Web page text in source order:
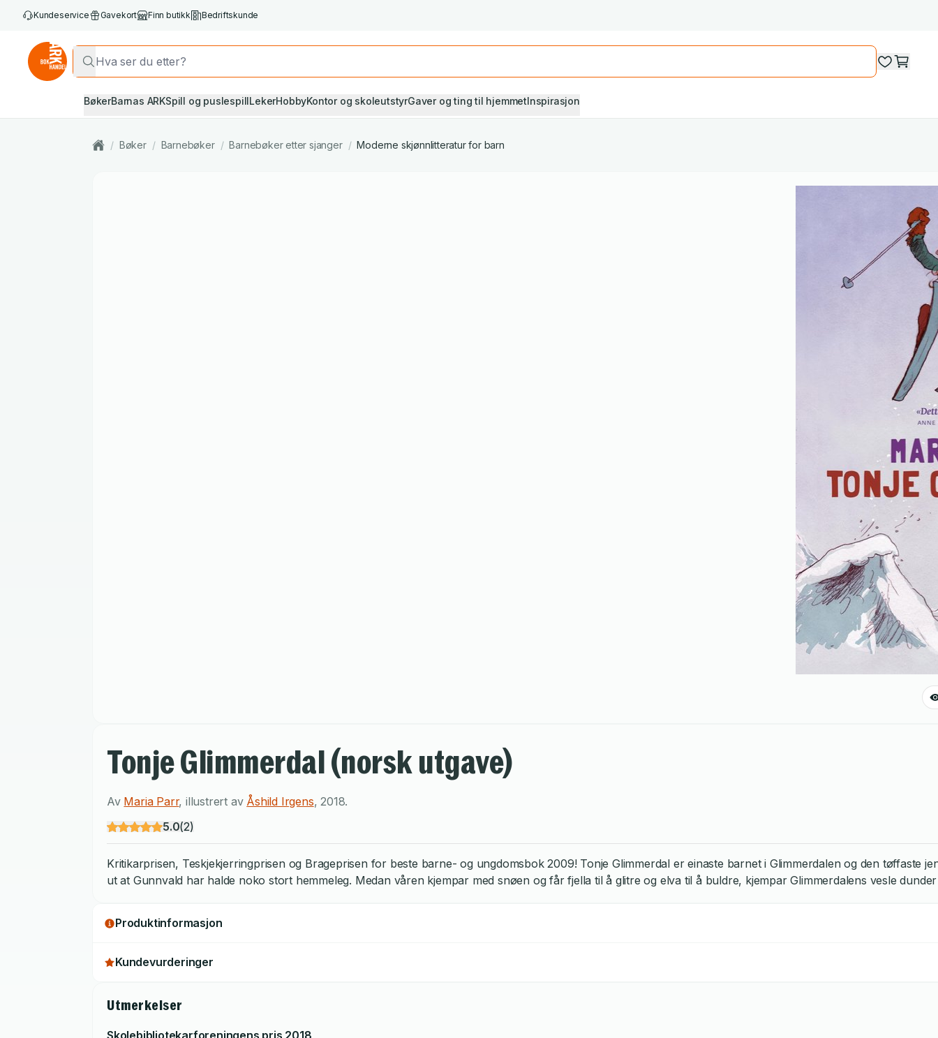
Kundeservice Gavekort Finn butikk Bedriftskunde
BøkerBarnas ARKSpill og puslespillLekerHobbyKontor og skoleutstyrGaver og ting til hjemmetInspirasjon
/ Bøker / Barnebøker / Barnebøker etter sjanger / Moderne skjønnlitteratur for barn
Tonje Glimmerdal (norsk utgave)
Av Maria Parr,illustrert av Åshild Irgens,2018.
5.0(2)
Kritikarprisen, Teskjekjerringprisen og Brageprisen for beste barne- og ungdomsbok 2009! Tonje Glimmerdal er einaste barnet i Glimmerdalen og den
ut at Gunnvald har halde noko stort hemmeleg. Medan våren kjempar med snøen og får fjella til å glitre og elva til å buldre, kjempar Glimmerdalens vesle
Produktinformasjon
Kundevurderinger
Utmerkelser
Skolebibliotekarforeningens pris 2018